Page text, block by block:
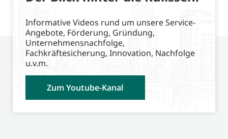
Informative Videos rund um unsere Service-
Angebote, Förderung, Gründung,
Unternehmensnachfolge,
Fachkräftesicherung, Innovation, Nachfolge
u.v.m.
Zum Youtube-Kanal